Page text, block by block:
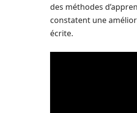
des méthodes
constatent une
écrite.